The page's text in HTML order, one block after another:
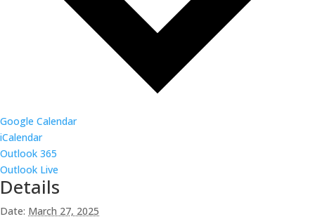
Google Calendar
iCalendar
Outlook 365
Outlook Live
Details
Date: March 27, 2025